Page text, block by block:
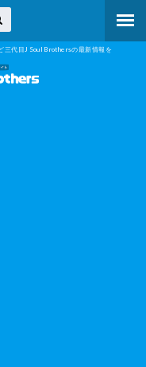
三代目J Soul Brothersの最新情報を